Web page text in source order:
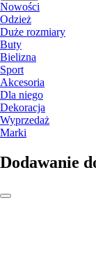
Nowości
Odzież
Duże rozmiary
Buty
Bielizna
Sport
Akcesoria
Dla niego
Dekoracja
Wyprzedaż
Marki
Dodawanie